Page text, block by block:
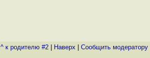
^ к родителю #2 Наверх Cообщить модератору